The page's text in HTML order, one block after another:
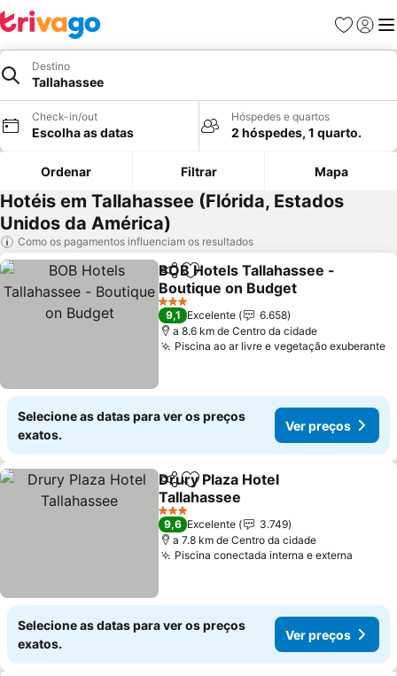
Favoritos
Iniciar
Destino
Tallahassee
Check-in/out
Escolha as datas
Hóspedes e quartos
2 hóspedes, 1 quarto.
Ordenar Filtrar Mapa
Hotéis em Tallahassee (Flórida, Estados
Unidos da América)
Como os pagamentos influenciam os resultados
PartilharAdicionar aos favoritos
BOB Hotels Tallahassee -
Boutique on Budget
Ver preços
3 Estrelas
9,1 Excelente
6.658
a 8.6 km de Centro da cidade
Piscina ao ar livre e vegetação exuberante
Selecione as datas para ver os preços
exatos.
Ver preços
PartilharAdicionar aos favoritos
Drury Plaza Hotel
Tallahassee
Ver preços
3 Estrelas
9,6 Excelente
3.749
a 7.8 km de Centro da cidade
Piscina conectada interna e externa
Selecione as datas para ver os preços
exatos.
Ver preços